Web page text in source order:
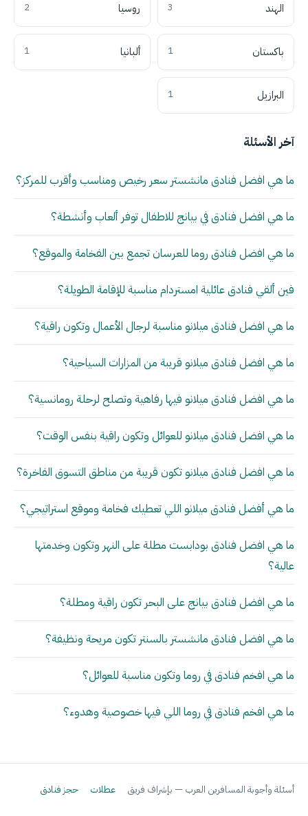
الهند 3 روسيا 2
باكستان 1 ألبانيا 1
البرازيل 1
آخر الأسئلة
ما هي افضل فنادق مانشستر سعر رخيص ومناسب وأقرب للمركز؟
ما هي افضل فنادق في بيانج للاطفال توفر ألعاب وأنشطة؟
ما هي افضل فنادق روما للعرسان تجمع بين الفخامة والموقع؟
فين ألقي فنادق عائلية امستردام مناسبة للإقامة الطويلة؟
ما هي افضل فنادق ميلانو مناسبة لرجال الأعمال وتكون راقية؟
ما هي افضل فنادق ميلانو قريبة من المزارات السياحية؟
ما هي افضل فنادق ميلانو فيها رفاهية وتصلح لرحلة رومانسية؟
ما هي افضل فنادق ميلانو للعوائل وتكون راقية بنفس الوقت؟
ما هي افضل فنادق ميلانو تكون قريبة من مناطق التسوق الفاخرة؟
ما هي أفضل فنادق ميلانو اللي تعطيك فخامة وموقع استراتيجي؟
ما هي افضل فنادق بودابست مطلة على النهر وتكون وخدمتها
عالية؟
ما هي افضل فنادق بيانج على البحر تكون راقية ومطلة؟
ما هي افضل فنادق مانشستر بالسنتر تكون مريحة ونظيفة؟
ما هي افخم فنادق في روما وتكون مناسبة للعوائل؟
ما هي افخم فنادق في روما اللي فيها خصوصية وهدوء؟
أسئلة وأجوبة المسافرين العرب — بإشراف فريق عطلات حجز فنادق